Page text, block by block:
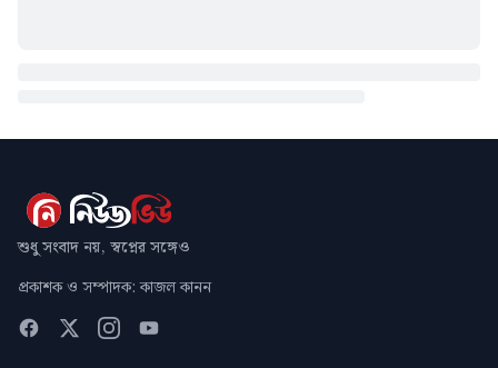
শুধু সংবাদ নয়, স্বপ্নের সঙ্গেও
প্রকাশক ও সম্পাদক: কাজল কানন